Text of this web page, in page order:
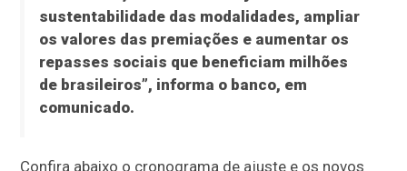
sustentabilidade das modalidades, ampliar
os valores das premiações e aumentar os
repasses sociais que beneficiam milhões
de brasileiros”, informa o banco, em
comunicado.
Confira abaixo o cronograma de ajuste e os novos